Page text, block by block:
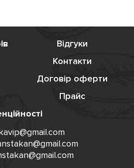
Відгуки
Контакти
Договір оферти
Прайс